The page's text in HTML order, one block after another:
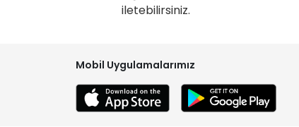
iletebilirsiniz.
Mobil Uygulamalarımız